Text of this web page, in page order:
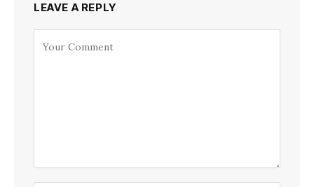
LEAVE A REPLY